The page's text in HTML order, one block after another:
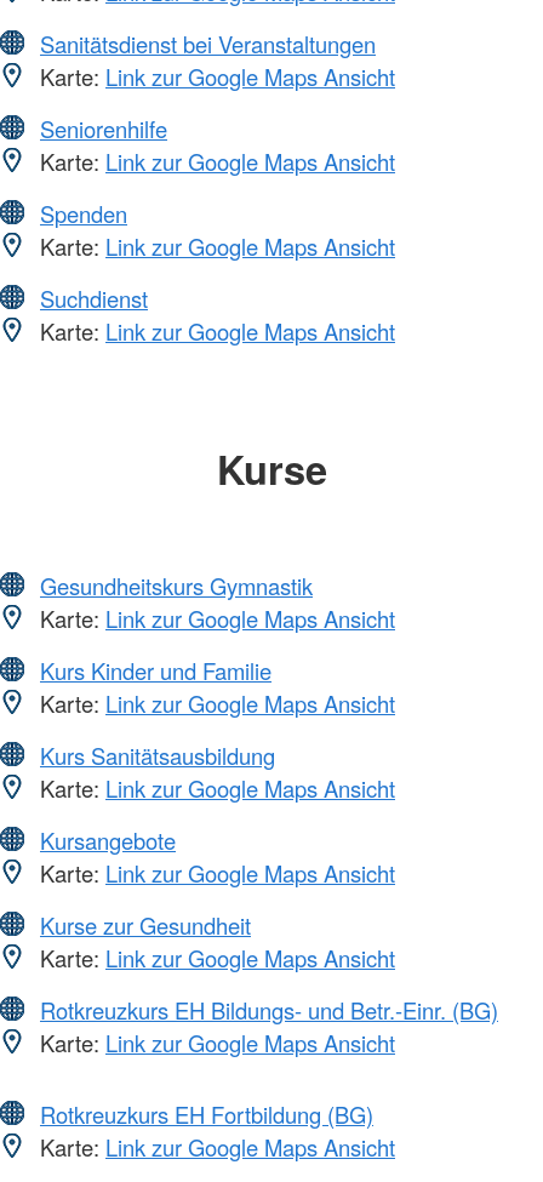
Sanitätsdienst bei Veranstaltungen
Karte: Link zur Google Maps Ansicht
Seniorenhilfe
Karte: Link zur Google Maps Ansicht
Spenden
Karte: Link zur Google Maps Ansicht
Suchdienst
Karte: Link zur Google Maps Ansicht
Kurse
Gesundheitskurs Gymnastik
Karte: Link zur Google Maps Ansicht
Kurs Kinder und Familie
Karte: Link zur Google Maps Ansicht
Kurs Sanitätsausbildung
Karte: Link zur Google Maps Ansicht
Kursangebote
Karte: Link zur Google Maps Ansicht
Kurse zur Gesundheit
Karte: Link zur Google Maps Ansicht
Rotkreuzkurs EH Bildungs- und Betr.-Einr. (BG)
Karte: Link zur Google Maps Ansicht
Rotkreuzkurs EH Fortbildung (BG)
Karte: Link zur Google Maps Ansicht